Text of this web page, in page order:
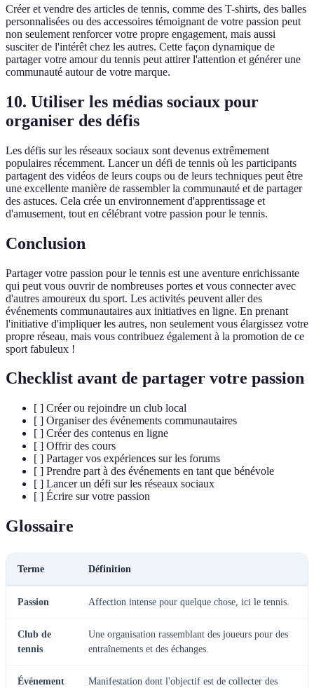
Créer et vendre des articles de tennis, comme des T-shirts, des balles
personnalisées ou des accessoires témoignant de votre passion peut
non seulement renforcer votre propre engagement, mais aussi
susciter de l'intérêt chez les autres. Cette façon dynamique de
partager votre amour du tennis peut attirer l'attention et générer une
communauté autour de votre marque.
10. Utiliser les médias sociaux pour
organiser des défis
Les défis sur les réseaux sociaux sont devenus extrêmement
populaires récemment. Lancer un défi de tennis où les participants
partagent des vidéos de leurs coups ou de leurs techniques peut être
une excellente manière de rassembler la communauté et de partager
des astuces. Cela crée un environnement d'apprentissage et
d'amusement, tout en célébrant votre passion pour le tennis.
Conclusion
Partager votre passion pour le tennis est une aventure enrichissante
qui peut vous ouvrir de nombreuses portes et vous connecter avec
d'autres amoureux du sport. Les activités peuvent aller des
événements communautaires aux initiatives en ligne. En prenant
l'initiative d'impliquer les autres, non seulement vous élargissez votre
propre réseau, mais vous contribuez également à la promotion de ce
sport fabuleux !
Checklist avant de partager votre passion
[ ] Créer ou rejoindre un club local
[ ] Organiser des événements communautaires
[ ] Créer des contenus en ligne
[ ] Offrir des cours
[ ] Partager vos expériences sur les forums
[ ] Prendre part à des événements en tant que bénévole
[ ] Lancer un défi sur les réseaux sociaux
[ ] Écrire sur votre passion
Glossaire
Terme Définition
Passion Affection intense pour quelque chose, ici le tennis.
Club de
tennis
Une organisation rassemblant des joueurs pour des
entraînements et des échanges.
Événement
Manifestation dont l'objectif est de collecter des